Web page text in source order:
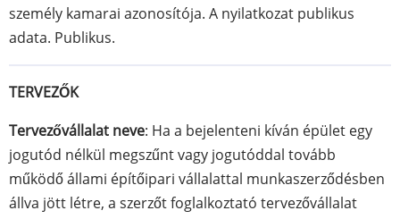
személy kamarai azonosítója. A nyilatkozat publikus
adata. Publikus.
TERVEZŐK
Tervezővállalat neve: Ha a bejelenteni kíván épület egy
jogutód nélkül megszűnt vagy jogutóddal tovább
működő állami építőipari vállalattal munkaszerződésben
állva jött létre, a szerzőt foglalkoztató tervezővállalat